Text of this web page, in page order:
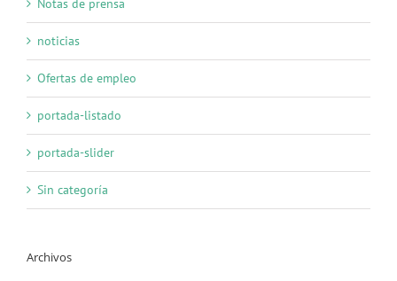
Notas de prensa
noticias
Ofertas de empleo
portada-listado
portada-slider
Sin categoría
Archivos